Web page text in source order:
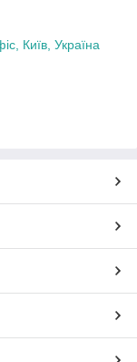
Київ, Україна